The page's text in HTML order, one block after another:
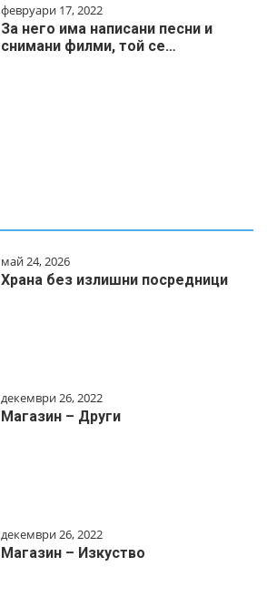
февруари 17, 2022
За него има написани песни и
снимани филми, той се…
май 24, 2026
Храна без излишни посредници
декември 26, 2022
Магазин – Други
декември 26, 2022
Магазин – Изкуство